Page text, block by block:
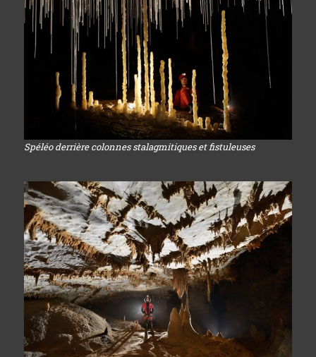
Spéléo derrière colonnes stalagmitiques et fistuleuses